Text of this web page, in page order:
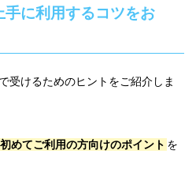
に利用するコツをお
受けるためのヒントをご紹介しま
めてご利用の方向けのポイント を